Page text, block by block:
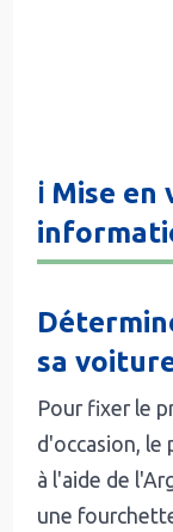
ℹ️ Mise
sa
Pour fixer le
d'occasion, le
à l'aide de
une